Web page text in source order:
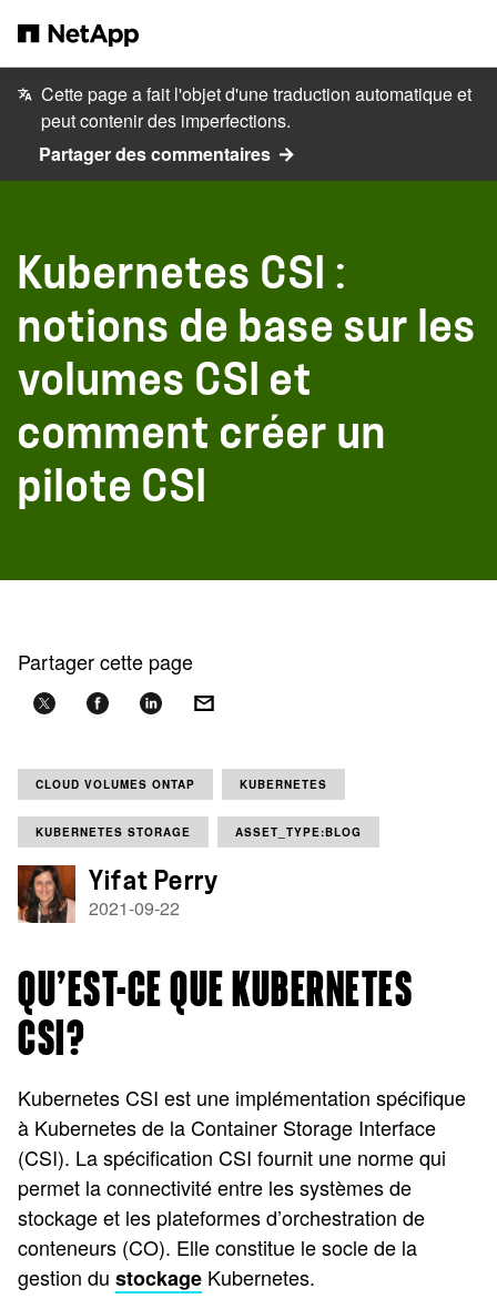
Cette page a fait l'objet d'une traduction automatique et
peut contenir des imperfections.
Partager des commentaires
Kubernetes CSI :
notions de base sur les
volumes CSI et
comment créer un
pilote CSI
Partager cette page
CLOUD VOLUMES ONTAP KUBERNETES
KUBERNETES STORAGE ASSET_TYPE:BLOG
Yifat Perry
2021-09-22
QU’EST-CE QUE KUBERNETES
CSI?
Kubernetes CSI est une implémentation spécifique
à Kubernetes de la Container Storage Interface
(CSI). La spécification CSI fournit une norme qui
permet la connectivité entre les systèmes de
stockage et les plateformes d’orchestration de
conteneurs (CO). Elle constitue le socle de la
gestion du stockage Kubernetes.